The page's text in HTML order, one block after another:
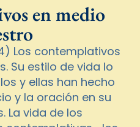
en medio
Los contemplativos
Su estilo de vida lo
y ellas han hecho
y la oración en su
La vida de los